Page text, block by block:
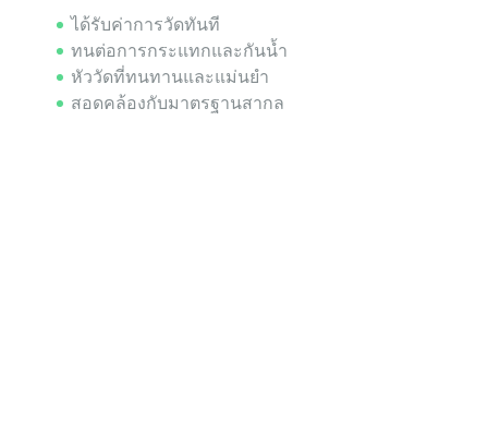
ได้รับค่าการวัดทันที
ทนต่อการกระแทกและกันน้ำ
หัววัดที่ทนทานและแม่นยำ
สอดคล้องกับมาตรฐานสากล